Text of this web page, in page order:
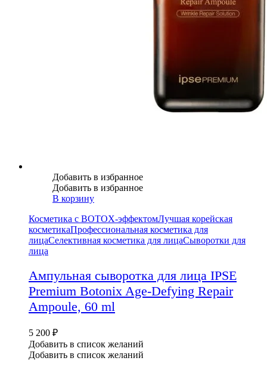
Добавить в избранное
Добавить в избранное
В корзину
Косметика с BOTOX-эффектомЛучшая корейская
косметикаПрофессиональная косметика для
лицаСелективная косметика для лицаСыворотки для
лица
Ампульная сыворотка для лица IPSE
Premium Botonix Age-Defying Repair
Ampoule, 60 ml
5 200 ₽
Добавить в список желаний
Добавить в список желаний